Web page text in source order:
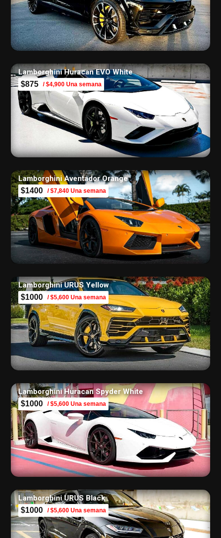
Lamborghini Huracan EVO White
$875 / $4,900 Una semana
Lamborghini Aventador Orange
$1400 / $7,840 Una semana
Lamborghini URUS Yellow
$1000 / $5,600 Una semana
Lamborghini Huracan Spyder White
$1000 / $5,600 Una semana
Lamborghini URUS Black
$1000 / $5,600 Una semana